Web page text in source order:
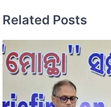
Related Posts